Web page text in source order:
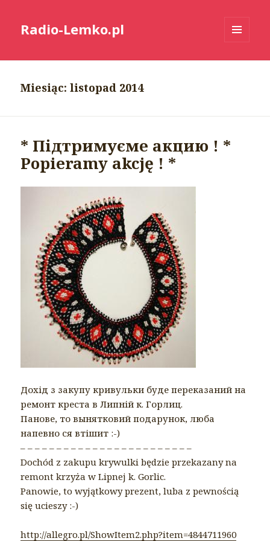
Radio-Lemko.pl
Miesiąc:listopad 2014
* Підтримуєме акцию ! *
Popieramy akcję ! *
Дохід з закупу кривульки буде переказаний на
ремонт креста в Липній к. Горлиц.
Панове, то вынятковий подарунок, люба
напевно ся втішит :-)
– – – – – – – – – – – – – – – – – – – – – – – –
Dochód z zakupu krywulki będzie przekazany na
remont krzyża w Lipnej k. Gorlic.
Panowie, to wyjątkowy prezent, luba z pewnością
się ucieszy :-)
http://allegro.pl/ShowItem2.php?item=4844711960